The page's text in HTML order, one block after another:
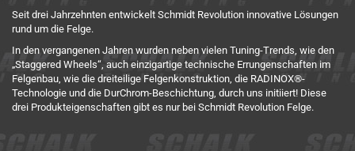
Seit drei Jahrzehnten entwickelt Schmidt Revolution innovative Lösungen
rund um die Felge.
In den vergangenen Jahren wurden neben vielen Tuning-Trends, wie den
„Staggered Wheels“, auch einzigartige technische Errungenschaften im
Felgenbau, wie die dreiteilige Felgenkonstruktion, die RADINOX®-
Technologie und die DurChrom-Beschichtung, durch uns initiiert! Diese
drei Produkteigenschaften gibt es nur bei Schmidt Revolution Felge.